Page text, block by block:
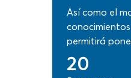
Así como el
permitirá
cuestionario
reglas de
20